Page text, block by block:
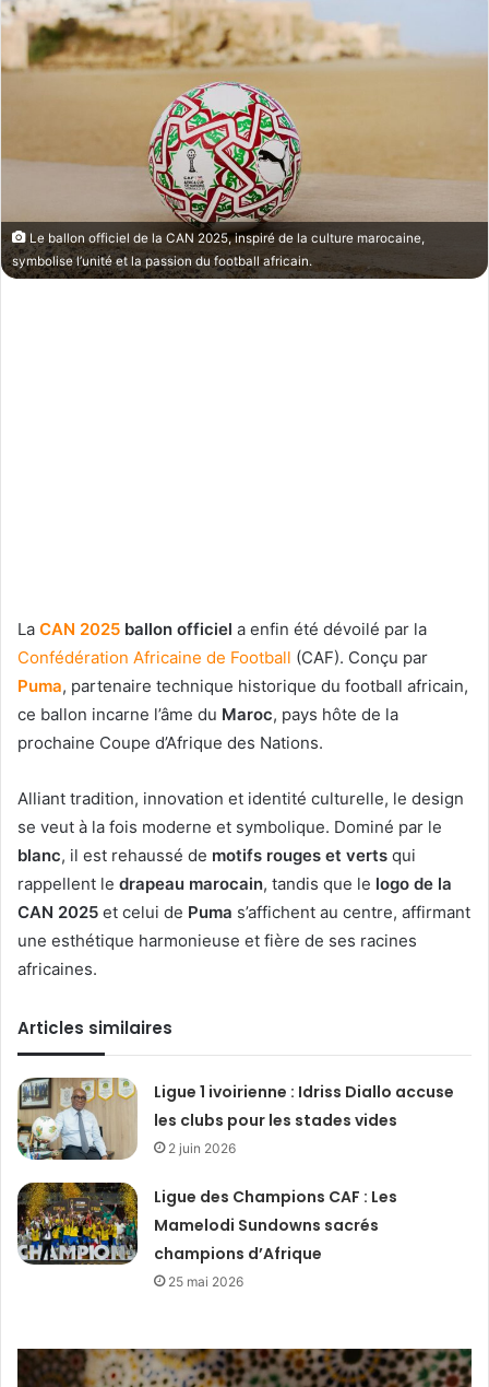
Le ballon officiel de la CAN 2025, inspiré de la culture marocaine,
symbolise l’unité et la passion du football africain.
La CAN 2025 ballon officiel a enfin été dévoilé par la
Confédération Africaine de Football (CAF). Conçu par
Puma, partenaire technique historique du football africain,
ce ballon incarne l’âme du Maroc, pays hôte de la
prochaine Coupe d’Afrique des Nations.
Alliant tradition, innovation et identité culturelle, le design
se veut à la fois moderne et symbolique. Dominé par le
blanc, il est rehaussé de motifs rouges et verts qui
rappellent le drapeau marocain, tandis que le logo de la
CAN 2025 et celui de Puma s’affichent au centre, affirmant
une esthétique harmonieuse et fière de ses racines
africaines.
Articles similaires
Ligue 1 ivoirienne : Idriss Diallo accuse
les clubs pour les stades vides
2 juin 2026
Ligue des Champions CAF : Les
Mamelodi Sundowns sacrés
champions d’Afrique
25 mai 2026